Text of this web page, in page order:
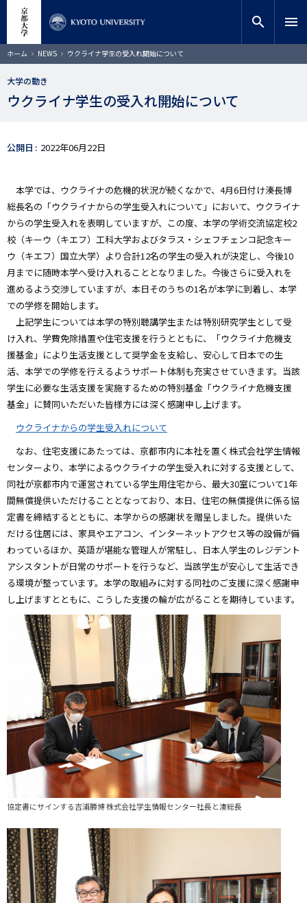
コ
ン
ン
動
サイト内検索 search menu
ホーム NEWS ウクライナ学生の受入れ開始について
大学の動き
ウクライナ学生の受入れ開始について
公開日 2022年06月22日
本学では、ウクライナの危機的状況が続くなかで、4月6日付け湊長博
総長名の「ウクライナからの学生受入れについて」において、ウクライナ
からの学生受入れを表明していますが、この度、本学の学術交流協定校2
校（キーウ（キエフ）工科大学およびタラス・シェフチェンコ記念キー
ウ（キエフ）国⽴大学）より合計12名の学生の受入れが決定し、今後10
月までに随時本学へ受け入れることとなりました。今後さらに受入れを
進めるよう交渉していますが、本日そのうちの1名が本学に到着し、本学
での学修を開始します。
上記学生については本学の特別聴講学生または特別研究学生として受
け入れ、学費免除措置や住宅支援を行うとともに、「ウクライナ危機支
援基金」により生活支援として奨学金を支給し、安心して日本での生
活、本学での学修を行えるようサポート体制も充実させていきます。当該
学生に必要な生活支援を実施するための特別基金「ウクライナ危機支援
基金」に賛同いただいた皆様方には深く感謝申し上げます。
ウクライナからの学生受入れについて
なお、住宅支援にあたっては、京都市内に本社を置く株式会社学生情報
センターより、本学によるウクライナの学生受入れに対する支援として、
同社が京都市内で運営されている学生用住宅から、最大30室について1年
間無償提供いただけることとなっており、本日、住宅の無償提供に係る協
定書を締結するとともに、本学からの感謝状を贈呈しました。提供いた
だける住居には、家具やエアコン、インターネットアクセス等の設備が備
わっているほか、英語が堪能な管理人が常駐し、日本人学生のレジデント
アシスタントが日常のサポートを行うなど、当該学生が安心して生活でき
る環境が整っています。本学の取組みに対する同社のご支援に深く感謝申
し上げますとともに、こうした支援の輪が広がることを期待しています。
協定書にサインする吉浦勝博 株式会社学生情報センター社長と湊総長